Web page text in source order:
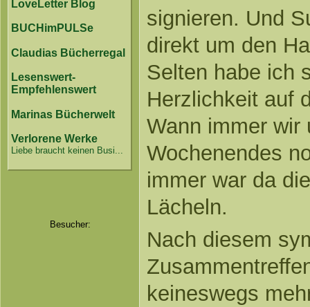
LoveLetter Blog
BUCHimPULSe
Claudias Bücherregal
Lesenswert-
Empfehlenswert
Marinas Bücherwelt
Verlorene Werke
Liebe braucht keinen Busi...
Besucher:
signieren. Und
direkt um den
Selten habe ich
Herzlichkeit auf
Wann immer wir
Wochenendes
immer war da
Lächeln.
Nach diesem
keineswegs